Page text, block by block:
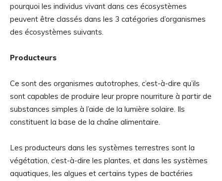
pourquoi les individus vivant dans ces écosystèmes
peuvent être classés dans les 3 catégories d’organismes
des écosystèmes suivants.
Producteurs
Ce sont des organismes autotrophes, c’est-à-dire qu’ils
sont capables de produire leur propre nourriture à partir de
substances simples à l’aide de la lumière solaire. Ils
constituent la base de la chaîne alimentaire.
Les producteurs dans les systèmes terrestres sont la
végétation, c’est-à-dire les plantes, et dans les systèmes
aquatiques, les algues et certains types de bactéries